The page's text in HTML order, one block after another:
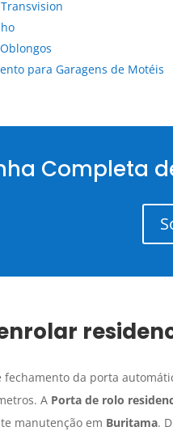
para Garagens de Motéis
Completa
fechamento da porta
A Porta de rolo
manutenção em Buritama.